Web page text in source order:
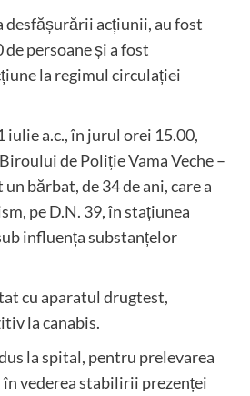
desfășurării acțiunii, au fost
persoane și a fost
la regimul circulației
iulie a.c., în jurul orei 15.00,
de Poliție Vama Veche –
bărbat, de 34 de ani, care a
pe D.N. 39, în stațiunea
influența substanțelor
cu aparatul drugtest,
la canabis.
la spital, pentru prelevarea
vederea stabilirii prezenței